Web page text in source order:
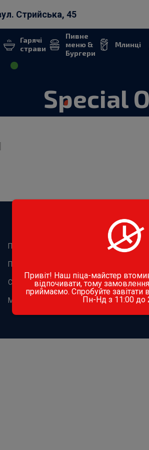
Стрийська, 45
Гарячі
страви
Пивне
меню &
Бургери
Млинці
Special
Піца
Паста
Салати
Млинці
Гарячі страви
Дитяче меню
Привіт! Наш піца-майстер
відпочивати, тому
приймаємо. Спробуйте завітати
Пн-Нд з 11:00 до